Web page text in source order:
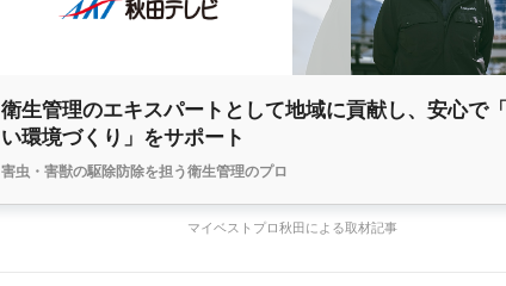
衛生管理のエキスパートとして地域に貢献し、安心で
い環境づくり」をサポート
害虫・害獣の駆除防除を担う衛生管理のプロ
マイベストプロ秋田による取材記事